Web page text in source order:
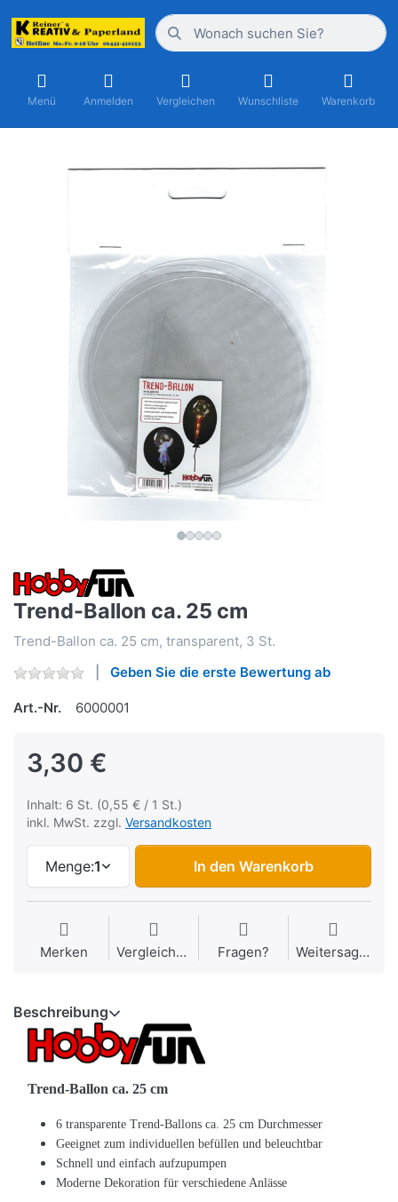
Menü Anmelden Vergleichen Wunschliste Warenkorb
Trend-Ballon ca. 25 cm
Trend-Ballon ca. 25 cm, transparent, 3 St.
Geben Sie die erste Bewertung ab
Art.-Nr. 6000001
3,30 €
Inhalt: 6 St. (0,55 € / 1 St.)
inkl. MwSt. zzgl. Versandkosten
Menge:1 In den Warenkorb
Merken Vergleichen Fragen? Weitersagen
Beschreibung
Trend-Ballon ca. 25 cm
6 transparente Trend-Ballons ca. 25 cm Durchmesser
Geeignet zum individuellen befüllen und beleuchtbar
Schnell und einfach aufzupumpen
Moderne Dekoration für verschiedene Anlässe